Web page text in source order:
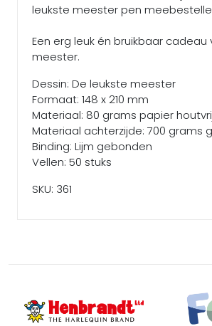
leukste meester pen
Een erg leuk én bruikbaar cadeau
meester.
Dessin: De leukste meester
Formaat: 148 x 210 mm
Materiaal: 80 grams papier
Materiaal achterzijde: 700 grams
Binding: Lijm gebonden
Vellen: 50 stuks
SKU: 361